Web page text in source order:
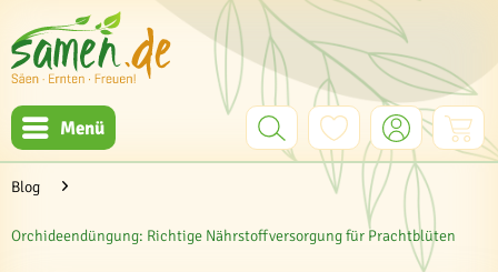
Menü
Blog
Orchideendüngung: Richtige Nährstoffversorgung für Prachtblüten